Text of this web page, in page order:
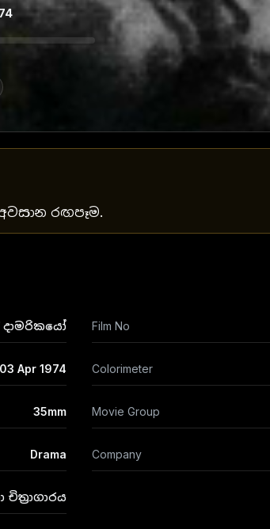
රඟපෑම.
/ දාමරිකයෝ Film No
03 Apr 1974 Colorimeter
35mm Movie Group
Drama Company
චිත්‍රාගාරය